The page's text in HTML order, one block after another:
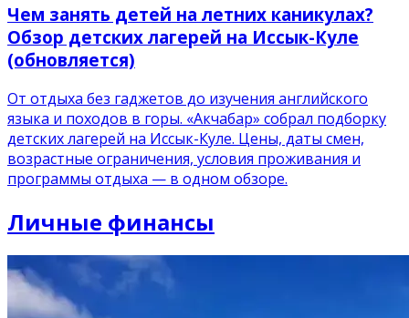
Чем занять детей на летних каникулах?
Обзор детских лагерей на Иссык-Куле
(обновляется)
От отдыха без гаджетов до изучения английского
языка и походов в горы. «Акчабар» собрал подборку
детских лагерей на Иссык-Куле. Цены, даты смен,
возрастные ограничения, условия проживания и
программы отдыха — в одном обзоре.
Личные финансы